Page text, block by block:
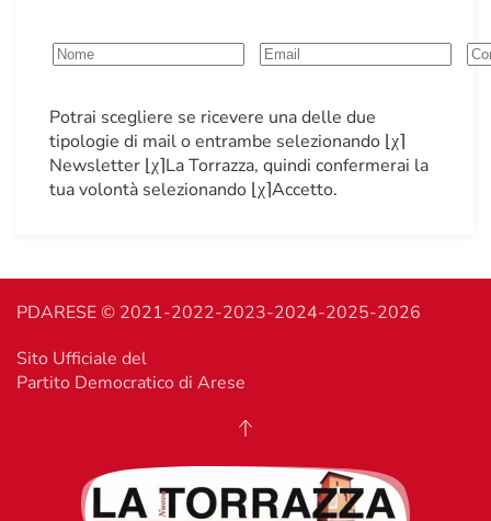
Potrai scegliere se ricevere una delle due
tipologie di mail o entrambe selezionando ⌊χ⌉
Newsletter ⌊χ⌉La Torrazza, quindi confermerai la
tua volontà selezionando ⌊χ⌉Accetto.
PDARESE © 2021-2022-2023-2024-2025-2026
Sito Ufficiale del
Partito Democratico di Arese